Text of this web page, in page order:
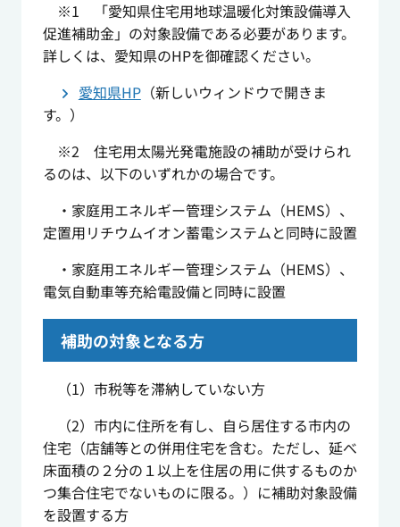
※1 「愛知県住宅用地球温暖化対策設備導入
促進補助金」の対象設備である必要があります。
詳しくは、愛知県のHPを御確認ください。
愛知県HP（新しいウィンドウで開きま
す。）
※2 住宅用太陽光発電施設の補助が受けられ
るのは、以下のいずれかの場合です。
・家庭用エネルギー管理システム（HEMS）、
定置用リチウムイオン蓄電システムと同時に設置
・家庭用エネルギー管理システム（HEMS）、
電気自動車等充給電設備と同時に設置
補助の対象となる方
（1）市税等を滞納していない方
（2）市内に住所を有し、自ら居住する市内の
住宅（店舗等との併用住宅を含む。ただし、延べ
床面積の２分の１以上を住居の用に供するものか
つ集合住宅でないものに限る。）に補助対象設備
を設置する方